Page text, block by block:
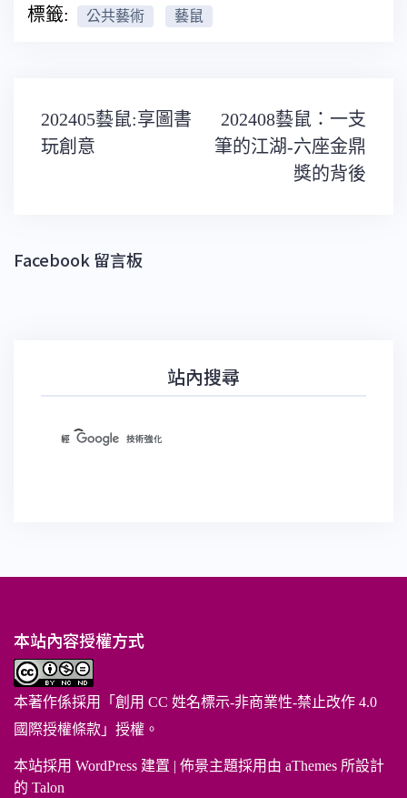
標籤: 公共藝術 藝鼠
文
章
導
202405藝鼠:享圖書
玩創意
202408藝鼠：一支
筆的江湖-六座金鼎
獎的背後
Facebook 留言板
站內搜尋
本站內容授權方式
本著作係採用「 創用 CC 姓名標示-非商業性-禁止改作 4.0
國際授權條款 」授權。
本站採用 WordPress 建置 | 佈景主題採用由 aThemes 所設計
的 Talon